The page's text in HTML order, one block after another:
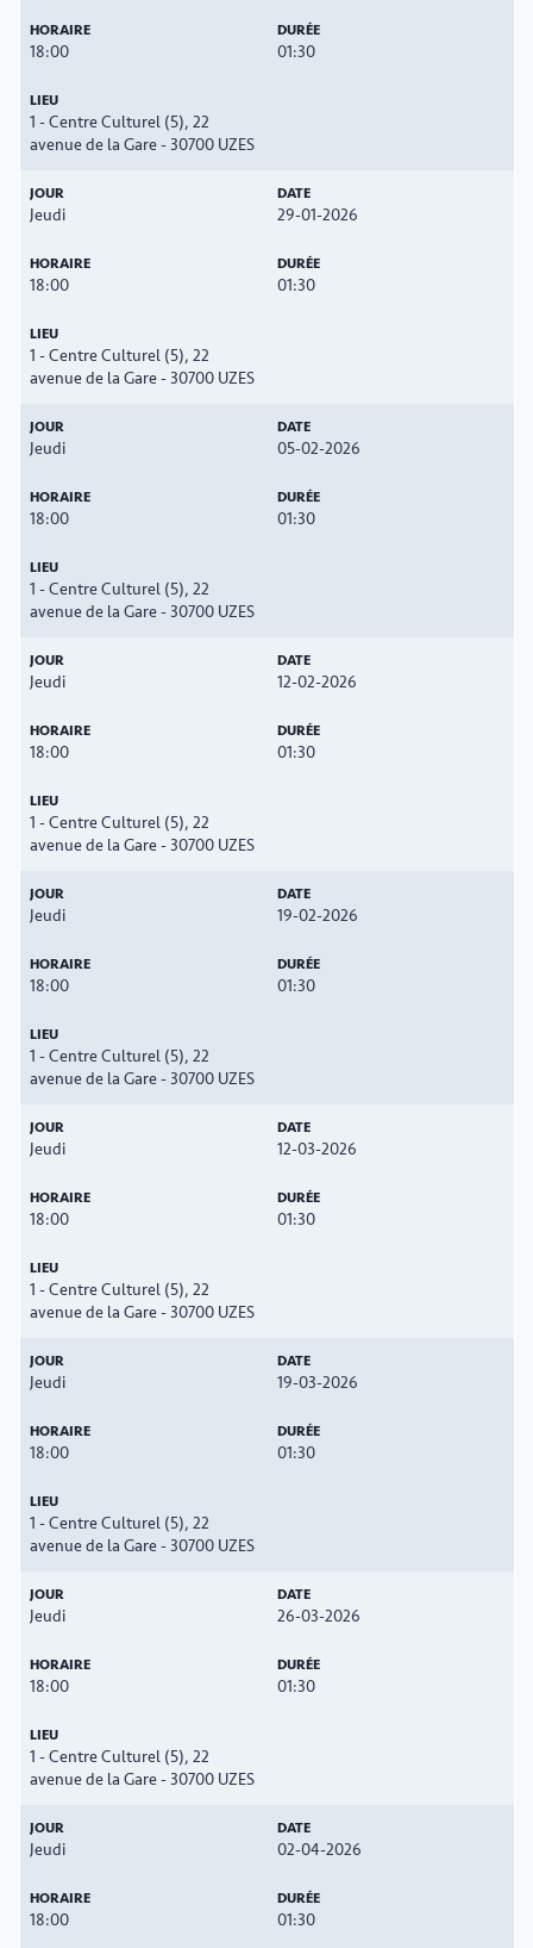
18:00 01:30
1 - Centre Culturel (5), 22
avenue de la Gare - 30700 UZES
Jeudi 29-01-2026
18:00 01:30
1 - Centre Culturel (5), 22
avenue de la Gare - 30700 UZES
Jeudi 05-02-2026
18:00 01:30
1 - Centre Culturel (5), 22
avenue de la Gare - 30700 UZES
Jeudi 12-02-2026
18:00 01:30
1 - Centre Culturel (5), 22
avenue de la Gare - 30700 UZES
Jeudi 19-02-2026
18:00 01:30
1 - Centre Culturel (5), 22
avenue de la Gare - 30700 UZES
Jeudi 12-03-2026
18:00 01:30
1 - Centre Culturel (5), 22
avenue de la Gare - 30700 UZES
Jeudi 19-03-2026
18:00 01:30
1 - Centre Culturel (5), 22
avenue de la Gare - 30700 UZES
Jeudi 26-03-2026
18:00 01:30
1 - Centre Culturel (5), 22
avenue de la Gare - 30700 UZES
Jeudi 02-04-2026
18:00 01:30